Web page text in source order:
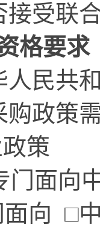
接受联
格要求
人民共
购政策
策
门面向
向 □